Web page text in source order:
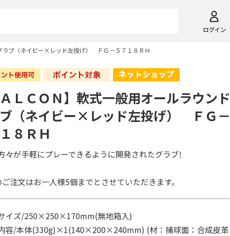
ログイン
ラブ（ネイビー×レッド左投げ） ＦＧ－５７１８ＲＨ
ＡＬＣＯＮ】軟式一般用オールラウンド
（ネイビー×レッド左投げ） ＦＧ－
８ＲＨ
々が手軽にプレーできるように開発されたグラブ!
注文はお一人様5個までとさせていただきます。
イズ/250×250×170mm(無地箱入)
容/本体(330g)×1(140×200×240mm) (材：捕球面：合成皮革